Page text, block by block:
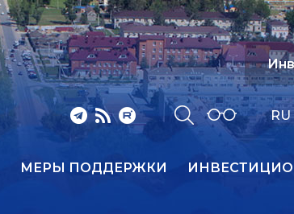
RU
МЕРЫ ПОДДЕРЖКИ